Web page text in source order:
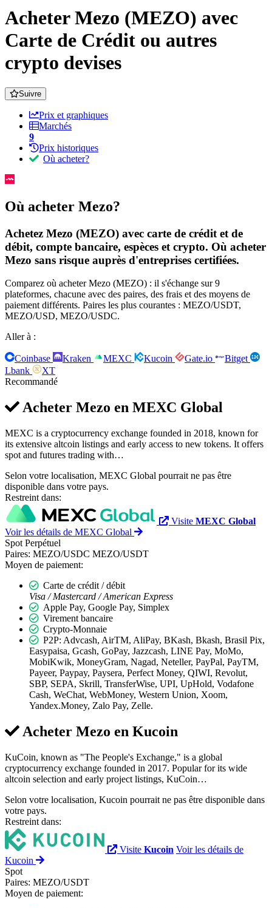
Acheter Mezo (MEZO) avec
Carte de Crédit ou autres
crypto devises
Suivre
Prix et graphiques
Marchés
9
Prix historiques
Où acheter?
Où acheter Mezo?
Achetez Mezo (MEZO) avec carte de crédit et de
débit, compte bancaire, espèces et crypto. Où acheter
Mezo sans risque auprès d'entreprises certifiées.
Comparez où acheter Mezo (MEZO) : il s'échange sur 9
plateformes, chacune avec des paires, des frais et des moyens de
paiement différents. Paires les plus courantes : MEZO/USDT,
MEZO/USD, MEZO/USDC.
Aller à :
Coinbase Kraken MEXC Kucoin Gate.io
Bitget
Lbank
XT
Recommandé
Acheter Mezo en MEXC Global
MEXC is a cryptocurrency exchange founded in 2018, known for
its extensive altcoin listings and early access to new tokens. It offers
spot and futures trading with…
Selon votre localisation, MEXC Global pourrait ne pas être
disponible dans votre pays.
Restreint dans:
Visite MEXC Global
Voir les détails de MEXC Global
Spot Perpétuel
Paires: MEZO/USDC MEZO/USDT
Moyen de paiement:
Carte de crédit / débit
Visa / Mastercard / American Express
Apple Pay, Google Pay, Simplex
Virement bancaire
Crypto-Monnaie
P2P: Advcash, AirTM, AliPay, BKash, Bkash, Brasil Pix,
Easypaisa, Gcash, GoPay, Jazzcash, LINE Pay, MoMo,
MobiKwik, MoneyGram, Nagad, Neteller, PayPal, PayTM,
Payeer, Paypay, Paysera, Perfect Money, QIWI, Revolut,
SBP, SEPA, Skrill, TransferWise, UPI, UpHold, Vodafone
Cash, WeChat, WebMoney, Western Union, Xoom,
Yandex.Money, Zalo Pay, Zelle.
Acheter Mezo en Kucoin
KuCoin, known as "The People's Exchange," is a global
cryptocurrency exchange founded in 2017. Popular for its wide
altcoin selection and early project listings, KuCoin…
Selon votre localisation, Kucoin pourrait ne pas être disponible dans
votre pays.
Restreint dans:
Visite Kucoin Voir les détails de
Kucoin
Spot
Paires: MEZO/USDT
Moyen de paiement: